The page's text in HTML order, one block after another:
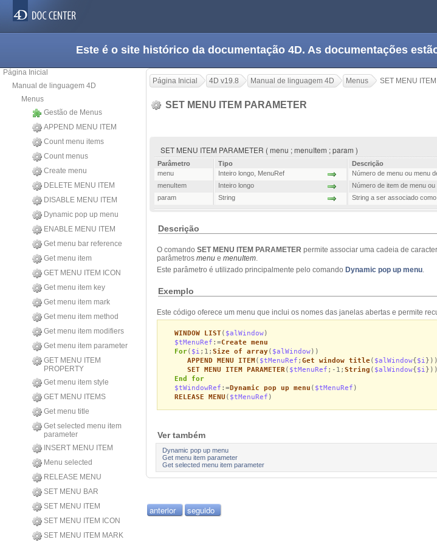
Este é o site histórico da documentação 4D. As documentações
Página Inicial
Manual de linguagem 4D
Menus
Gestão de Menus
APPEND MENU ITEM
Count menu items
Count menus
Create menu
DELETE MENU ITEM
DISABLE MENU ITEM
Dynamic pop up menu
ENABLE MENU ITEM
Get menu bar reference
Get menu item
GET MENU ITEM ICON
Get menu item key
Get menu item mark
Get menu item method
Get menu item modifiers
Get menu item parameter
GET MENU ITEM
PROPERTY
Get menu item style
GET MENU ITEMS
Get menu title
Get selected menu item
parameter
INSERT MENU ITEM
Menu selected
RELEASE MENU
SET MENU BAR
SET MENU ITEM
SET MENU ITEM ICON
SET MENU ITEM MARK
Página Inicial 4D v19.8 Manual de linguagem 4D Menus SET MENU
SET MENU ITEM PARAMETER
SET MENU ITEM PARAMETER ( menu ; menuItem ; param )
Parâmetro Tipo
Descrição
menu
Inteiro longo MenuRef
Número de menu ou menu
menuItem
Inteiro longo
Número de item de menu
param
String String a ser associado
Descrição
O comando SET MENU ITEM PARAMETER permite associar uma cadeia de
parâmetros menu e menuItem.
Este parâmetro é utilizado principalmente pelo comando Dynamic pop up menu.
Exemplo
Este código oferece um menu que inclui os nomes das janelas abertas e permite
WINDOW LIST( $alWindow)
$tMenuRef :=Create menu
For( $i ;1; Size of array( $alWindow))
APPEND MENU ITEM( $tMenuRef ; Get window title( $alWindow{$i
SET MENU ITEM PARAMETER ( $tMenuRef ;-1; String ( $alWindow{$i
End for
$tWindowRef :=Dynamic pop up menu ( $tMenuRef )
RELEASE MENU ( $tMenuRef )
Ver também
Dynamic pop up menu
Get menu item parameter
Get selected menu item parameter
anterior seguido